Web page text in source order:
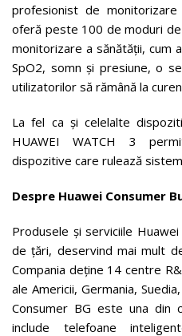
profesionist de
oferă peste 100 de moduri
monitorizare a sănătății, cum
SpO2, somn și presiune, o
utilizatorilor să rămână la
La fel ca și celelalte
HUAWEI WATCH 3
dispozitive care rulează
Despre Huawei Consumer
Produsele și serviciile
de țări, deservind mai mult
Compania deține 14 centre
ale Americii, Germania,
Consumer BG este una din
include telefoane